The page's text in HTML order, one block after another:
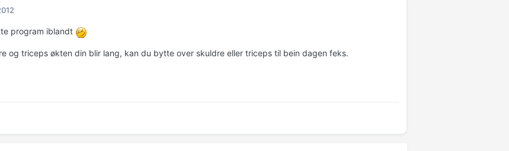
program iblandt
og triceps økten din blir lang, kan du bytte over skuldre eller triceps til bein dagen feks.